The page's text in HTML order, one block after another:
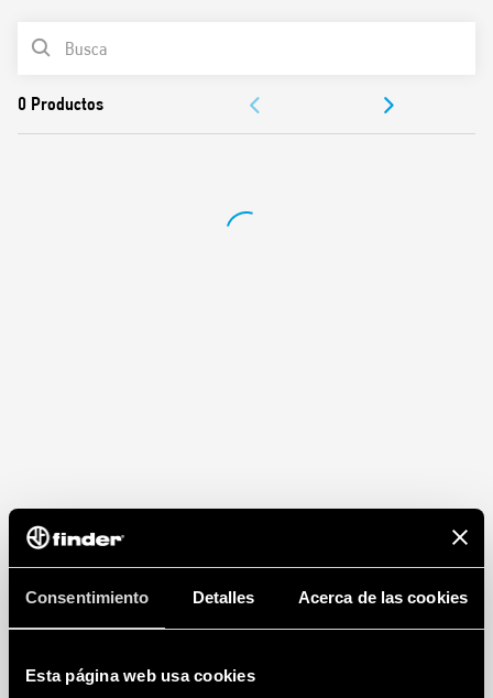
Consentimiento Detalles Acerca de las cookies
Esta página web usa cookies
2 temperaturas seleccionables día / noche
Función de candado para bloquear el termostato con pin
Regulación 5-37 ° C
Capacidad de contacto 5 A 250 V AC
LISTA DE PRODUCTOS
APROBACIONES